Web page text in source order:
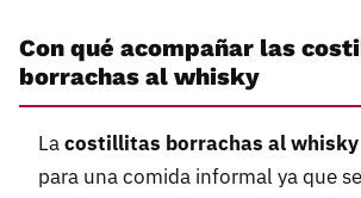
Con qué acompañar las
borrachas al whisky
Lacostillitas borrachas al whisky
para una comida informal ya que